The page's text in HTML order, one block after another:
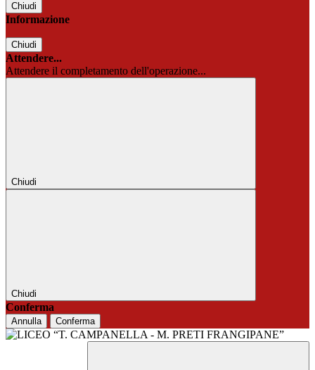
Chiudi
Informazione
Chiudi
Attendere...
Attendere il completamento dell'operazione...
Chiudi
Chiudi
Conferma
Annulla Conferma